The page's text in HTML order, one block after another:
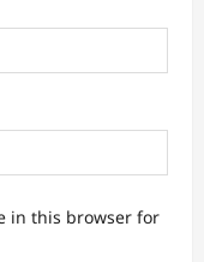
in this browser for